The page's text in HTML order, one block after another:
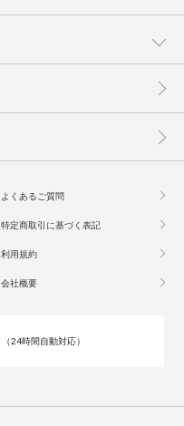
よくあるご質問
特定商取引に基づく表記
利用規約
会社概要
（24時間自動対応）